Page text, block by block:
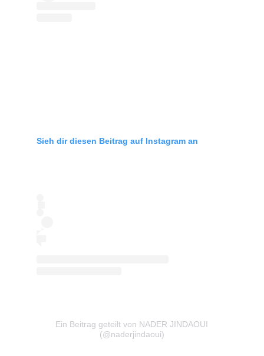
Sieh dir diesen Beitrag auf Instagram an
Ein Beitrag geteilt von NADER JINDAOUI
(@naderjindaoui)